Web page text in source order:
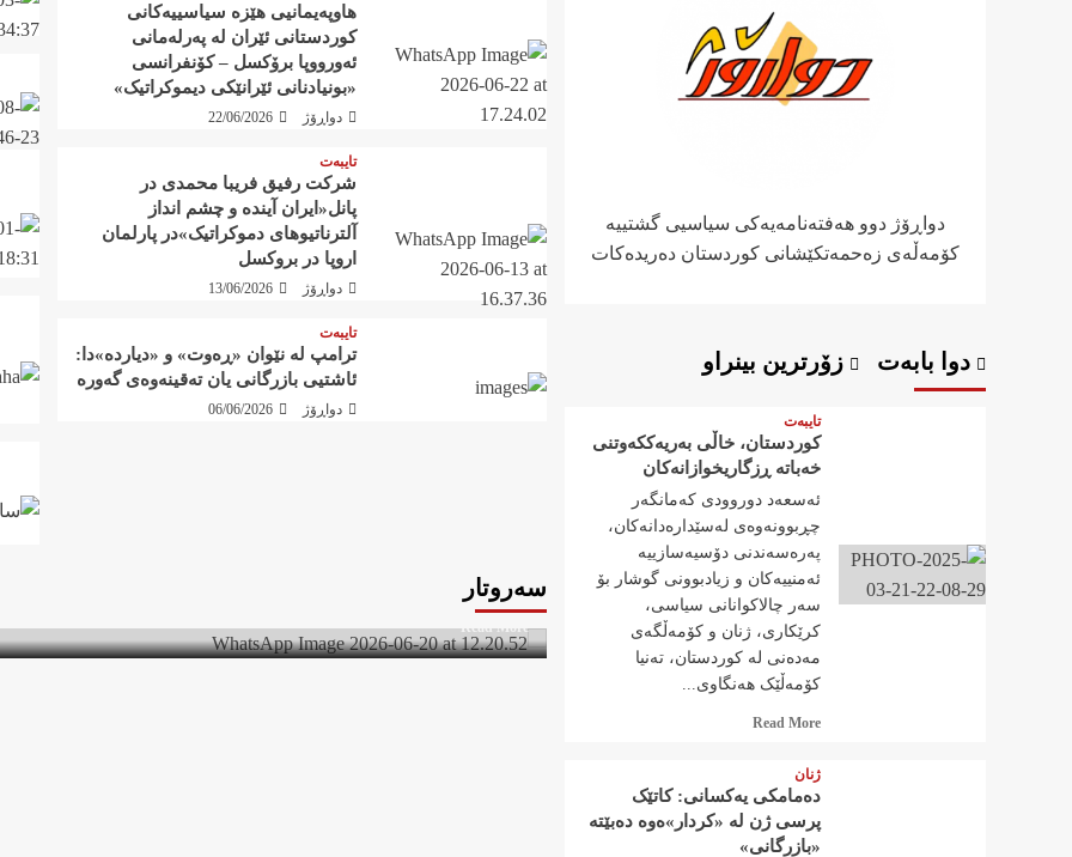
هاوپەیمانیی هێزە سیاسییەکانی
کوردستانی ئێران لە پەرلەمانی
ئەورووپا برۆکسل – کۆنفرانسی
«بونیادنانی ئێرانێکی دیموکراتیک»
دواڕۆژ 22/06/2026
تایبەت
شرکت رفيق فریبا محمدی در
پانل«ایران آیندە و چشم انداز
آلترناتیوهای دموکراتیک»در پارلمان
اروپا در بروکسل
دواڕۆژ 13/06/2026
تایبەت
ترامپ لە نێوان «ڕەوت» و «دیاردە»دا:
ئاشتیی بازرگانی یان تەقینەوەی گەورە
دواڕۆژ 06/06/2026
سەروتار
سەروتار
گیانبەختکردووانی کۆمەڵە! ٣١ی جۆزەردان، ساڵڕۆژی گیانبەختکردنی هاوڕێی پێشەنگ سەعیدی موعینی (ناسراو بە “خانە”)،...
Read More
more
دواڕۆژ دوو هەفتەنامەیەکی سیاسیی گشتییە
کۆمەڵەی زەحمەتکێشانی کوردستان دەریدەکات
دوا بابەت زۆرترین بینراو
تایبەت
کوردستان، خاڵی بەریەککەوتنی
خەباتە ڕزگاریخوازانەکان
ئەسعەد دوروودی کەمانگەر
چڕبوونەوەی لەسێدارەدانەکان،
پەرەسەندنی دۆسیەسازییە
ئەمنییەکان و زیادبوونی گوشار بۆ
سەر چالاکوانانی سیاسی،
کرێکاری، ژنان و کۆمەڵگەی
مەدەنی لە کوردستان، تەنیا
کۆمەڵێک هەنگاوی...
Read More
Read
ژنان
دەمامکی یەکسانی: کاتێک
پرسی ژن لە «کردار»ەوە دەبێتە
«بازرگانی»